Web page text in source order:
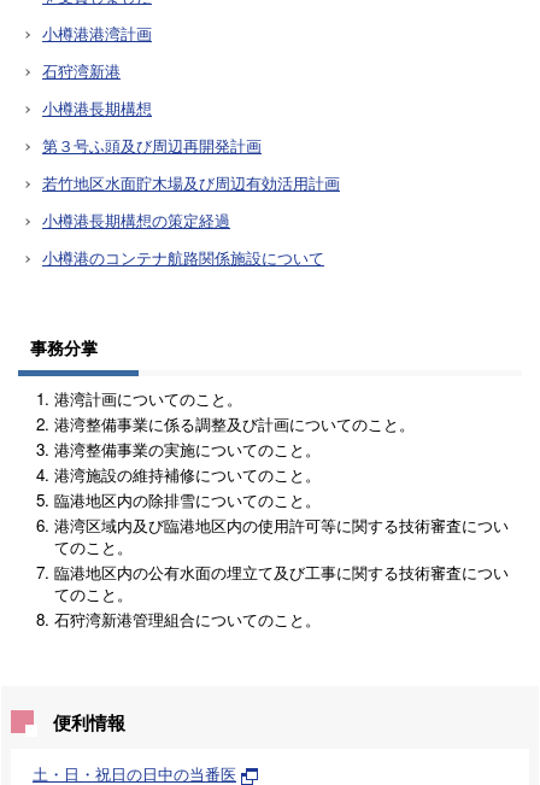
小樽港港湾計画
石狩湾新港
小樽港長期構想
第３号ふ頭及び周辺再開発計画
若竹地区水面貯木場及び周辺有効活用計画
小樽港長期構想の策定経過
小樽港のコンテナ航路関係施設について
事務分掌
港湾計画についてのこと。
港湾整備事業に係る調整及び計画についてのこと。
港湾整備事業の実施についてのこと。
港湾施設の維持補修についてのこと。
臨港地区内の除排雪についてのこと。
港湾区域内及び臨港地区内の使用許可等に関する技術審査につい
てのこと。
臨港地区内の公有水面の埋立て及び工事に関する技術審査につい
てのこと。
石狩湾新港管理組合についてのこと。
便利情報
土・日・祝日の日中の当番医